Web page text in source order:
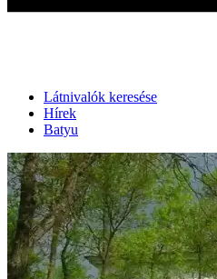
Látnivalók keresése
Hírek
Batyu